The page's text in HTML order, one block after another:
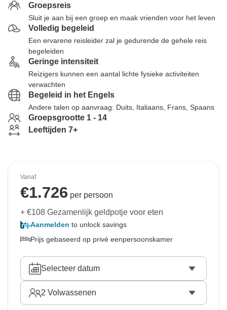
Groepsreis
Sluit je aan bij een groep en maak vrienden voor het leven
Volledig begeleid
Een ervarene reisleider zal je gedurende de gehele reis
begeleiden
Geringe intensiteit
Reizigers kunnen een aantal lichte fysieke activiteiten
verwachten
Begeleid in het Engels
Andere talen op aanvraag: Duits, Italiaans, Frans, Spaans
Groepsgrootte 1 - 14
Leeftijden 7+
Vanaf
€1.726 per persoon
+ €108 Gezamenlijk geldpotje voor eten
Aanmelden to unlock savings
Prijs gebaseerd op privé eenpersoonskamer
Selecteer datum
2 Volwassenen